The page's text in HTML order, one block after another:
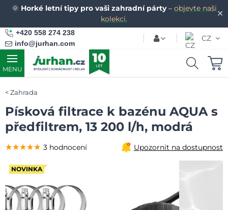
✕
🌞 Horké letní tipy pro vaši zahradní párty– objevte naši
kolekci.
+420 558 274 238
info@jurhan.com
CZ
MENU
Zahrada
Písková filtrace k bazénu AQUA s
předfiltrem, 13 200 l/h, modrá
NOVINKA
★★★★★
★★★★★
★★★★★ 3 hodnocení Upozornit na dostupnost